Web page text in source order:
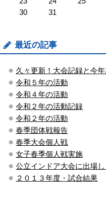
30
31
最近の記事
久々更新！大会記録と今
令和５年の活動
令和４年の活動
令和２年の活動記録
令和２年の活動
春季団体戦報告
春季大会個人戦
女子春季個人戦実施
公立インドア大会に出場し
２０１３年度・試合結果